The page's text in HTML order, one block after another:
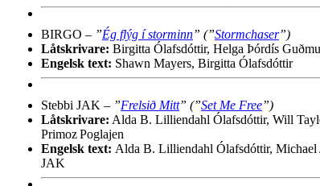
BIRGO – ”Ég flýg í storminn” (”Stormchaser”)
Låtskrivare: Birgitta Ólafsdóttir, Helga Þórdís
Engelsk text: Shawn Mayers, Birgitta Ólafsdóttir
Stebbi JAK – ”Frelsið Mitt” (”Set Me Free”)
Låtskrivare: Alda B. Lilliendahl Ólafsdóttir, Will
Primoz Poglajen
Engelsk text: Alda B. Lilliendahl Ólafsdóttir, Michael
JAK